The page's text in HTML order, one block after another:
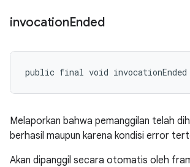
invocationEnded
public final void invocationEnded
Melaporkan bahwa pemanggilan telah
berhasil maupun karena kondisi error
Akan dipanggil secara otomatis oleh